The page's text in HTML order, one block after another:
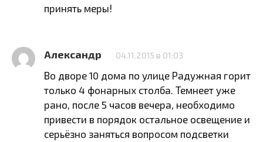
принять меры!
Александр 04.11.2015 в 01:03
Во дворе 10 дома по улице Радужная горит
только 4 фонарных столба. Темнеет уже
рано, после 5 часов вечера, необходимо
привести в порядок остальное освещение и
серьёзно заняться вопросом подсветки